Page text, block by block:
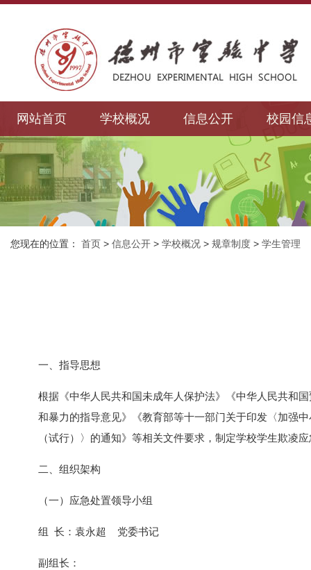
网站首页 学校概况 信息公开 校园信
您现在的位置： 首页 > 信息公开 > 学校概况 > 规章制度 > 学生管理
一、指导思想
根据《中华人民共和国未成年人保护法》《中华人民共和
和暴力的指导意见》《教育部等十一部门关于印发〈加强
（试行）〉的通知》等相关文件要求，制定学校学生欺凌
二、组织架构
（一）应急处置领导小组
组 长：袁永超 党委书记
副组长：